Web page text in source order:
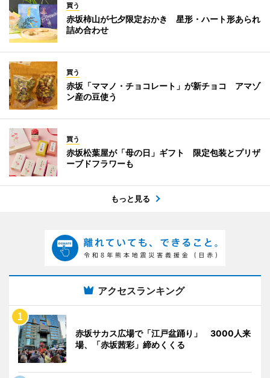
買う
赤坂柿山が七夕限定おかき 星形・ハート形あられ
詰め合わせ
買う
赤坂「ママノ・チョコレート」が新チョコ アマゾ
ン産の豆使う
買う
赤坂松葉屋が「母の日」ギフト 限定包装とプリザ
ーブドフラワーも
もっと見る
アクセスランキング
赤坂サカス広場で「江戸盆踊り」 3000人来
場、「赤坂茜彩」締めくくる